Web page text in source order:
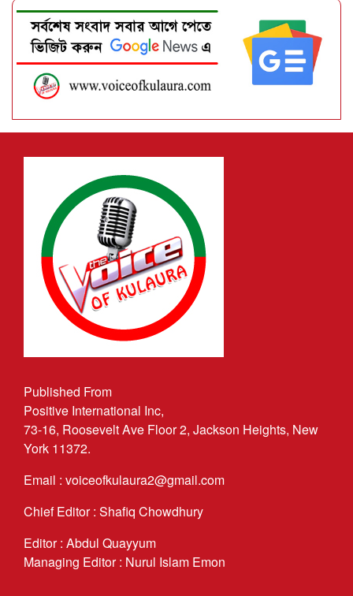
Published From
Positive International Inc,
73-16, Roosevelt Ave Floor 2, Jackson Heights, New
York 11372.
Email : voiceofkulaura2@gmail.com
Chief Editor : Shafiq Chowdhury
Editor : Abdul Quayyum
Managing Editor : Nurul Islam Emon